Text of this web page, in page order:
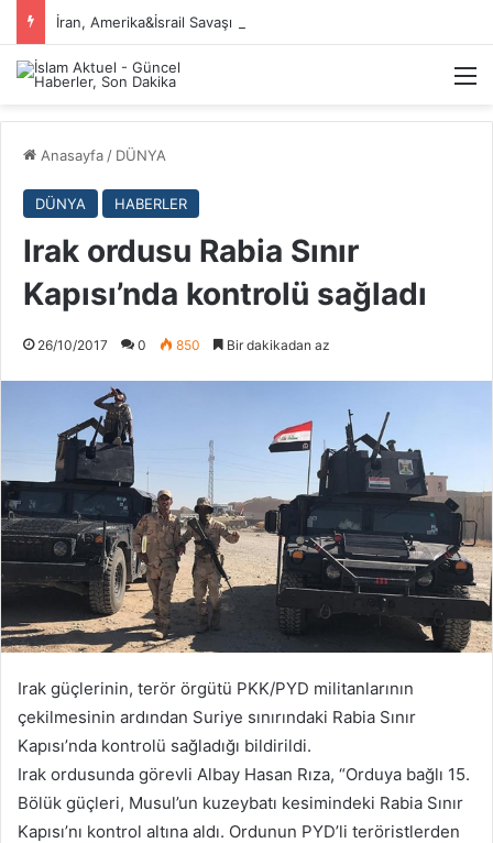
İran, Amerika&İsrail Savaşı Hakkında
Anasayfa / DÜNYA
DÜNYA HABERLER
Irak ordusu Rabia Sınır
Kapısı’nda kontrolü sağladı
26/10/2017 0 850 Bir dakikadan az
Irak güçlerinin, terör örgütü PKK/PYD militanlarının
çekilmesinin ardından Suriye sınırındaki Rabia Sınır
Kapısı’nda kontrolü sağladığı bildirildi.
Irak ordusunda görevli Albay Hasan Rıza, “Orduya bağlı 15.
Bölük güçleri, Musul’un kuzeybatı kesimindeki Rabia Sınır
Kapısı’nı kontrol altına aldı. Ordunun PYD’li teröristlerden